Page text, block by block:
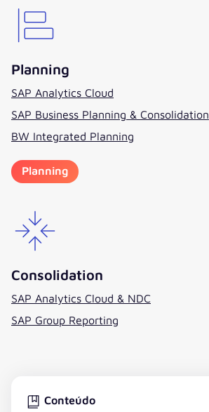
Planning
SAP Analytics Cloud
SAP Business Planning & Consolidation
BW Integrated Planning
Planning
Consolidation
SAP Analytics Cloud & NDC
SAP Group Reporting
Conteúdo